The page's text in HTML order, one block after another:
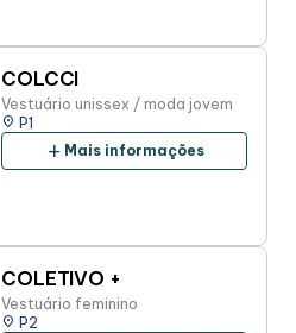
COLCCI
Vestuário unissex / moda jovem
place P1
add Mais informações
COLETIVO +
Vestuário feminino
place P2